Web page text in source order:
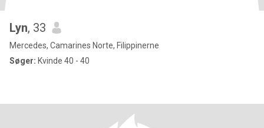
Lyn, 33
Mercedes, Camarines Norte, Filippinerne
Søger: Kvinde 40 - 40